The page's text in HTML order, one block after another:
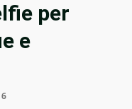
per
e